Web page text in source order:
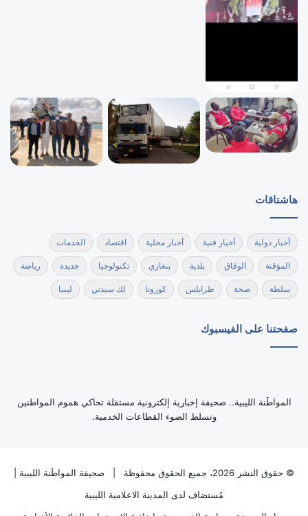
هاشتاقات
أخبار دولية أخبار فنية أخبار محلية اقتصاد الخدمات
المؤقتة الوفاق بلدية بنغازي تكنولوجيا جديدة رياضة
سلطة صحة طرابلس كورونا لك سيدتي ليبيا
صفحتنا على الفيسبوك
‏المواطَنة الليبية.. صحيفة إخبارية إلكترونية مستقلة تحاكي هموم المواطنين
وتسلط الضوء القطاعات الخدمية.
© حقوق النشر 2026، جميع الحقوق محفوظة | صحيفة المواطَنة الليبية
مُستضاف لدى المدينة الاعلامية الليبية